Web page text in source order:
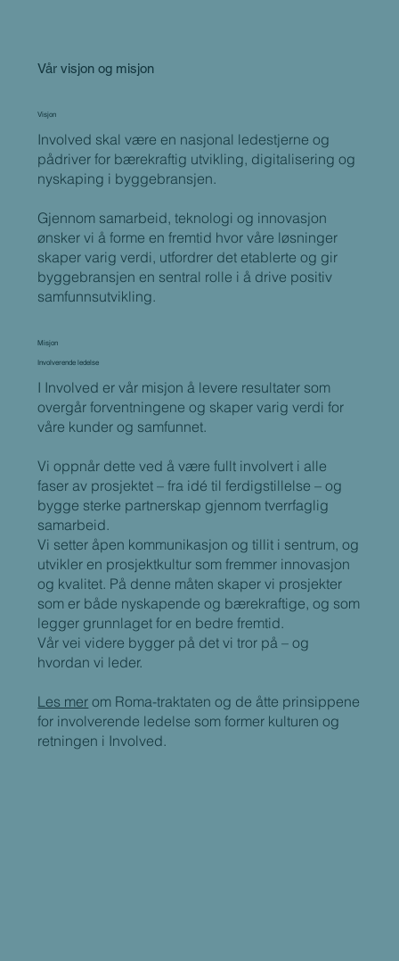
Vår visjon og misjon
Visjon
Involved skal være en nasjonal ledestjerne og
pådriver for bærekraftig utvikling, digitalisering og
nyskaping i byggebransjen.
Gjennom samarbeid, teknologi og innovasjon
ønsker vi å forme en fremtid hvor våre løsninger
skaper varig verdi, utfordrer det etablerte og gir
byggebransjen en sentral rolle i å drive positiv
samfunnsutvikling.
Misjon
I Involved er vår misjon å levere resultater som
overgår forventningene og skaper varig verdi for
våre kunder og samfunnet.
Vi oppnår dette ved å være fullt involvert i alle
faser av prosjektet – fra idé til ferdigstillelse – og
bygge sterke partnerskap gjennom tverrfaglig
samarbeid.
Vi setter åpen kommunikasjon og tillit i sentrum, og
utvikler en prosjektkultur som fremmer innovasjon
og kvalitet. På denne måten skaper vi prosjekter
som er både nyskapende og bærekraftige, og som
legger grunnlaget for en bedre fremtid.
Involverende ledelse
Vår vei videre bygger på det vi tror på – og
hvordan vi leder.
Les mer om Roma-traktaten og de åtte prinsippene
for involverende ledelse som former kulturen og
retningen i Involved.